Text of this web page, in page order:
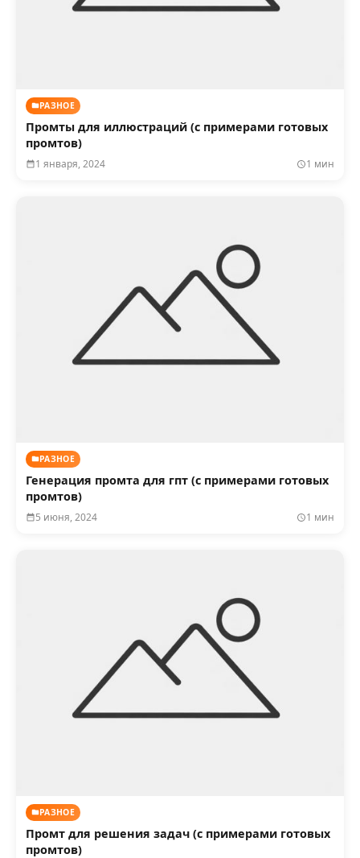
РАЗНОЕ
Промты для иллюстраций (с примерами готовых
промтов)
1 января, 2024 1 мин
РАЗНОЕ
Генерация промта для гпт (с примерами готовых
промтов)
5 июня, 2024 1 мин
РАЗНОЕ
Промт для решения задач (с примерами готовых
промтов)